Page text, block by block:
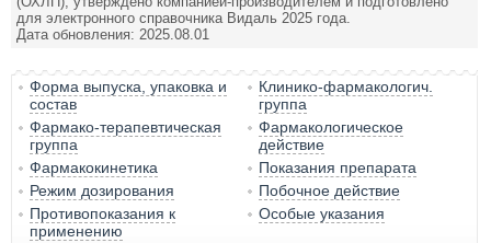
для электронного справочника Видаль 2025 года.
Дата обновления: 2025.08.01
Форма выпуска, упаковка и
состав
Клинико-фармакологич.
группа
Фармако-терапевтическая
группа
Фармакологическое
действие
Фармакокинетика
Показания препарата
Режим дозирования
Побочное действие
Противопоказания к
применению
Особые указания